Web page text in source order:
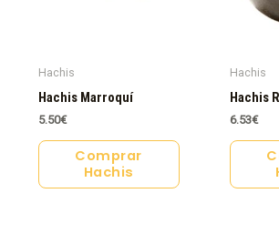
Hachis
Hachis Marroquí
5.50€
Comprar
Hachis
Hachis
Hachis
6.53€